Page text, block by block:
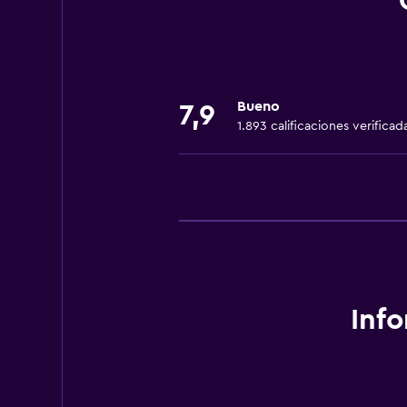
Botella de agua
Mascotas permitidas bajo
7,9 Bueno
1.893 calificaciones